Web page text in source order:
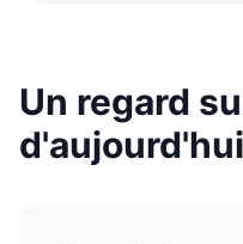
Un regard
d'aujourd'hui